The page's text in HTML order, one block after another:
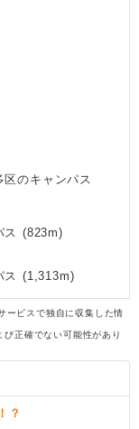
のキャンパス
(823m)
(1,313m)
ービスで独自に収集した情
正確でない可能性があり
？